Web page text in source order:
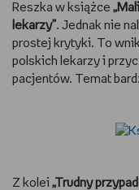
Reszka w książce
lekarzy”. Jednak nie
prostej krytyki. To
polskich lekarzy i
pacjentów. Temat
Z kolei „Trudny